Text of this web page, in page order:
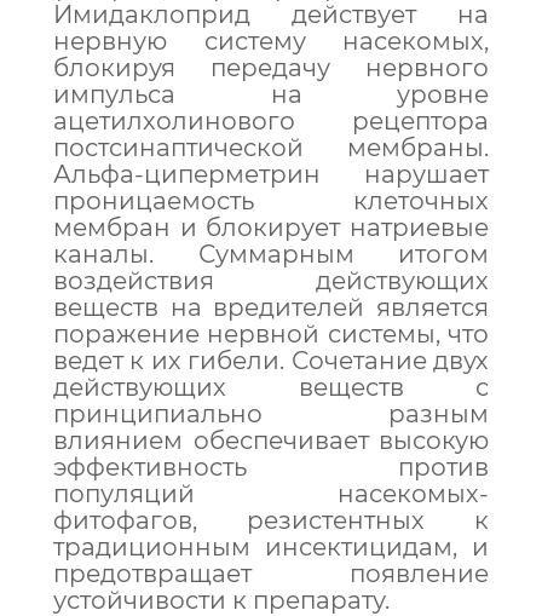
Имидаклоприд действует на
нервную систему насекомых,
блокируя передачу нервного
импульса на уровне
ацетилхолинового рецептора
постсинаптической мембраны.
Альфа-циперметрин нарушает
проницаемость клеточных
мембран и блокирует натриевые
каналы. Суммарным итогом
воздействия действующих
веществ на вредителей является
поражение нервной системы, что
ведет к их гибели. Сочетание двух
действующих веществ с
принципиально разным
влиянием обеспечивает высокую
эффективность против
популяций насекомых-
фитофагов, резистентных к
традиционным инсектицидам, и
предотвращает появление
устойчивости к препарату.